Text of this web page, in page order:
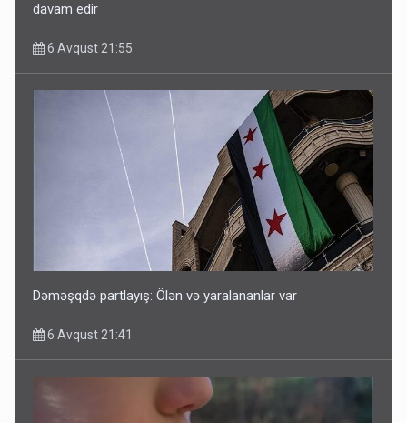
davam edir
6 Avqust 21:55
Dəməşqdə partlayış: Ölən və yaralananlar var
6 Avqust 21:41